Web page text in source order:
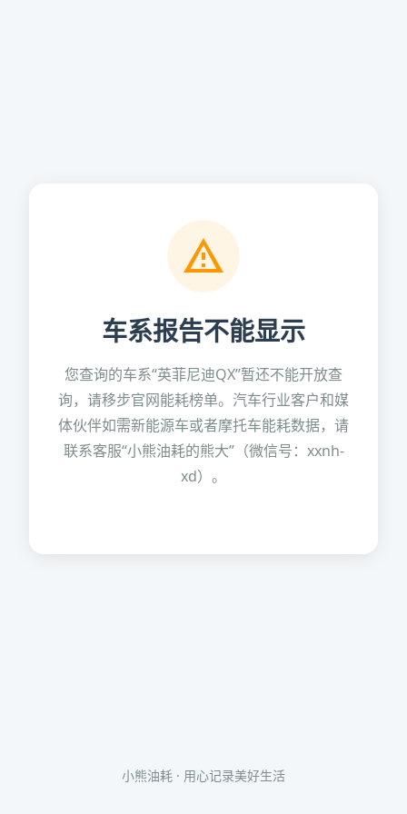
车系报告不能显示
您查询的车系“英菲尼迪QX”暂还不能开放查
询，请移步官网能耗榜单。汽车行业客户和媒
体伙伴如需新能源车或者摩托车能耗数据，请
联系客服“小熊油耗的熊大”（微信号：xxnh-
xd）。
小熊油耗 · 用心记录美好生活